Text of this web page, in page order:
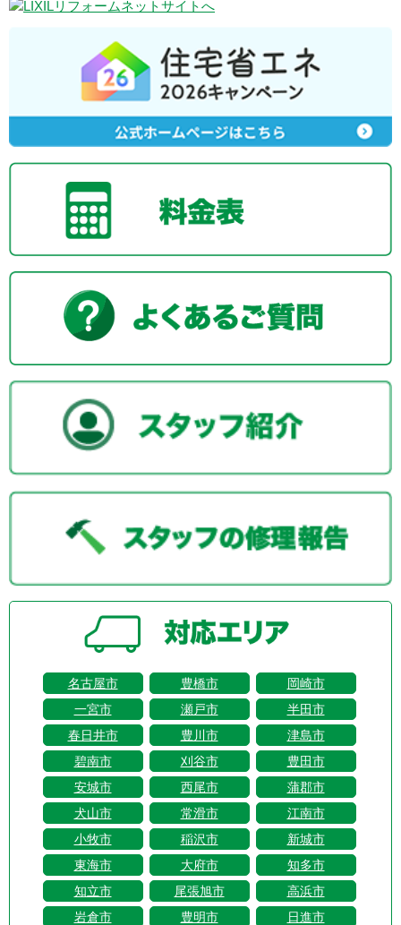
名古屋市 豊橋市
岡崎市
一宮市
瀬戸市
半田市
春日井市
豊川市
津島市
碧南市
刈谷市
豊田市
安城市
西尾市
蒲郡市
犬山市
常滑市
江南市
小牧市
稲沢市
新城市
東海市
大府市
知多市
知立市
尾張旭市
高浜市
岩倉市
豊明市
日進市